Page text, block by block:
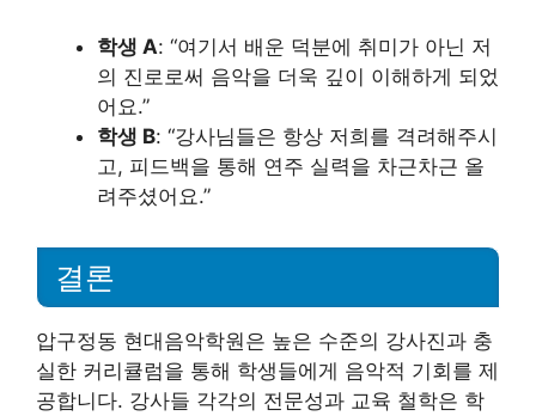
학생 A: “여기서 배운 덕분에 취미가 아닌 저
의 진로로써 음악을 더욱 깊이 이해하게 되었
어요.”
학생 B: “강사님들은 항상 저희를 격려해주시
고, 피드백을 통해 연주 실력을 차근차근 올
려주셨어요.”
결론
압구정동 현대음악학원은 높은 수준의 강사진과 충
실한 커리큘럼을 통해 학생들에게 음악적 기회를 제
공합니다. 강사들 각각의 전문성과 교육 철학은 학